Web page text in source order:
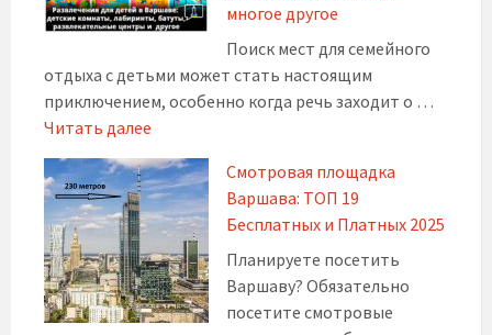
многое другое
Поиск мест для семейного
отдыха с детьми может стать настоящим
приключением, особенно когда речь заходит о …
Читать далее
Смотровая площадка
Варшава: ТОП 19
Бесплатных и Платных 2025
Планируете посетить
Варшаву? Обязательно
посетите смотровые